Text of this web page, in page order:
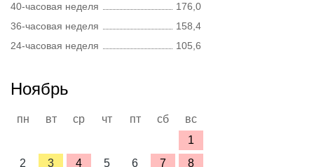
40-часовая неделя
176,0
36-часовая неделя
158,4
24-часовая неделя
105,6
Ноябрь
пн вт ср чт пт сб
вс
1
2
3 4 5 6 7 8